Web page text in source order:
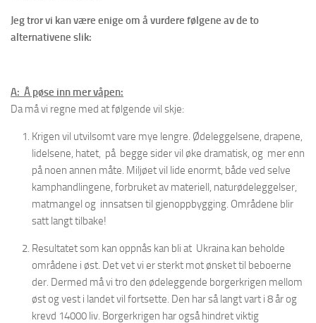
Jeg tror vi kan være enige om å vurdere følgene av de to
alternativene slik:
A: Å pøse inn mer våpen:
Da må vi regne med at følgende vil skje:
Krigen vil utvilsomt vare mye lengre. Ødeleggelsene, drapene,
lidelsene, hatet, på begge sider vil øke dramatisk, og mer enn
på noen annen måte. Miljøet vil lide enormt, både ved selve
kamphandlingene, forbruket av materiell, naturødeleggelser,
matmangel og innsatsen til gjenoppbygging. Områdene blir
satt langt tilbake!
Resultatet som kan oppnås kan bli at Ukraina kan beholde
områdene i øst. Det vet vi er sterkt mot ønsket til beboerne
der. Dermed må vi tro den ødeleggende borgerkrigen mellom
øst og vest i landet vil fortsette. Den har så langt vart i 8 år og
krevd 14000 liv. Borgerkrigen har også hindret viktig